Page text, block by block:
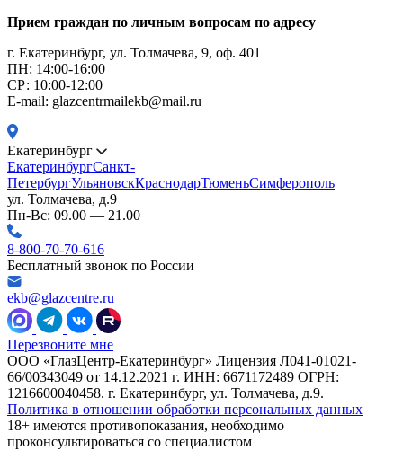
Прием граждан по личным вопросам по адресу
г. Екатеринбург, ул. Толмачева, 9, оф. 401
ПН: 14:00-16:00
CР: 10:00-12:00
E-mail: glazcentrmailekb@mail.ru
Екатеринбург
ЕкатеринбургСанкт-
ПетербургУльяновскКраснодарТюменьСимферополь
ул. Толмачева, д.9
Пн-Вс: 09.00 — 21.00
8-800-70-70-616
Бесплатный звонок по России
ekb@glazcentre.ru
Перезвоните мне
ООО «ГлазЦентр-Екатеринбург» Лицензия Л041-01021-
66/00343049 от 14.12.2021 г. ИНН: 6671172489 ОГРН:
1216600040458. г. Екатеринбург, ул. Толмачева, д.9.
Политика в отношении обработки персональных данных
18+ имеются противопоказания, необходимо
проконсультироваться со специалистом